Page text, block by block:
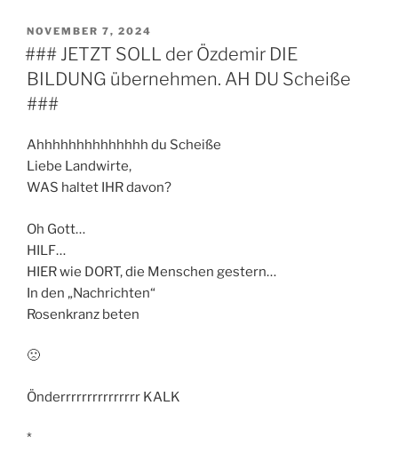
VERÖFFENTLICHT
AM
NOVEMBER 7, 2024
### JETZT SOLL der Özdemir DIE
BILDUNG übernehmen. AH DU Scheiße
###
Ahhhhhhhhhhhhhh du Scheiße
Liebe Landwirte,
WAS haltet IHR davon?
Oh Gott…
HILF…
HIER wie DORT, die Menschen gestern…
In den „Nachrichten“
Rosenkranz beten
🙁
Önderrrrrrrrrrrrrrr KALK
*